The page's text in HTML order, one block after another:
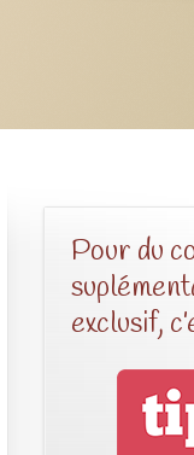
Pour du
exclusif,